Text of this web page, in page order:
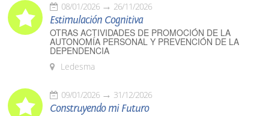
08/01/2026 26/11/2026
Estimulación Cognitiva
OTRAS ACTIVIDADES DE PROMOCIÓN DE LA
AUTONOMÍA PERSONAL Y PREVENCIÓN DE LA
DEPENDENCIA
Ledesma
09/01/2026 31/12/2026
Construyendo mi Futuro